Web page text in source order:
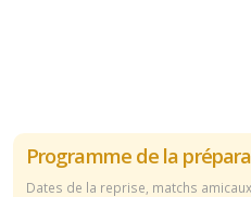
Programme de la
Dates de la reprise, matchs